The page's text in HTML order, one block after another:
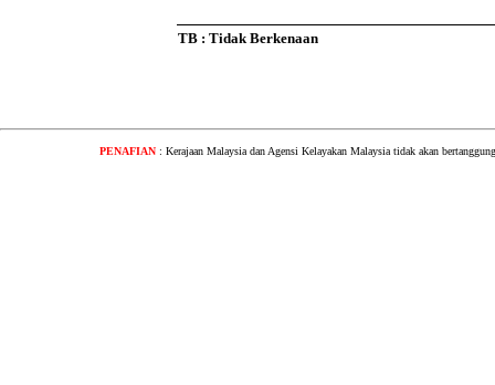
TB : Tidak Berkenaan
PENAFIAN : Kerajaan Malaysia dan Agensi Kelayakan Malaysia tidak akan